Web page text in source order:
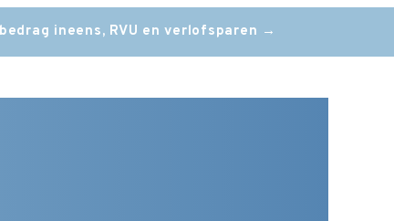
ineens, RVU en verlofsparen →